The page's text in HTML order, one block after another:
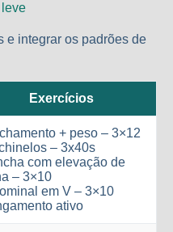
e integrar os padrões de
Exercícios
+ peso – 3×12
– 3x40s
com elevação de
– 3×10
em V – 3×10
ativo